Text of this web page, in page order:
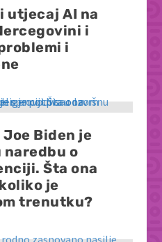
utjecaj AI na
i
i
Biden je
o
Šta ona
je
trenutku?